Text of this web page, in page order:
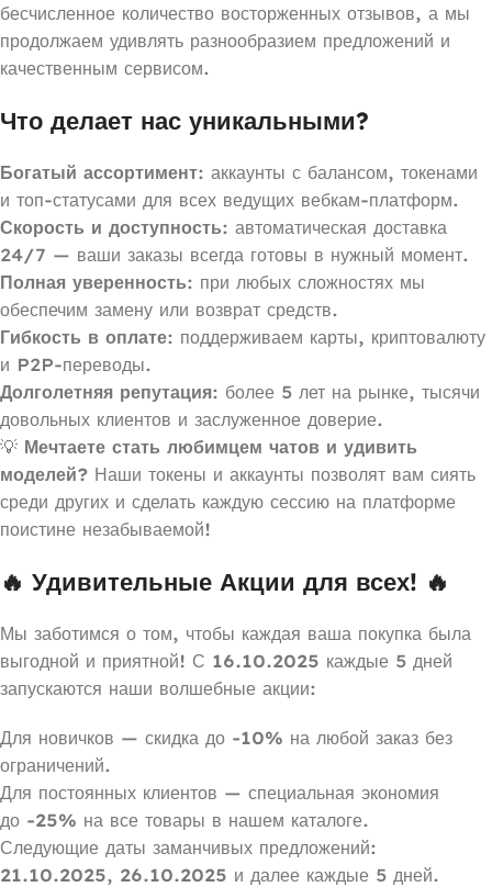
бесчисленное количество восторженных отзывов, а мы
продолжаем удивлять разнообразием предложений и
качественным сервисом.
Что делает нас уникальными?
Богатый ассортимент: аккаунты с балансом, токенами
и топ-статусами для всех ведущих вебкам-платформ.
Скорость и доступность: автоматическая доставка
24/7 — ваши заказы всегда готовы в нужный момент.
Полная уверенность: при любых сложностях мы
обеспечим замену или возврат средств.
Гибкость в оплате: поддерживаем карты, криптовалюту
и P2P-переводы.
Долголетняя репутация: более 5 лет на рынке, тысячи
довольных клиентов и заслуженное доверие.
💡 Мечтаете стать любимцем чатов и удивить
моделей? Наши токены и аккаунты позволят вам сиять
среди других и сделать каждую сессию на платформе
поистине незабываемой!
🔥 Удивительные Акции для всех! 🔥
Мы заботимся о том, чтобы каждая ваша покупка была
выгодной и приятной! С 16.10.2025 каждые 5 дней
запускаются наши волшебные акции:
Для новичков — скидка до -10% на любой заказ без
ограничений.
Для постоянных клиентов — специальная экономия
до -25% на все товары в нашем каталоге.
Следующие даты заманчивых предложений:
21.10.2025, 26.10.2025 и далее каждые 5 дней.